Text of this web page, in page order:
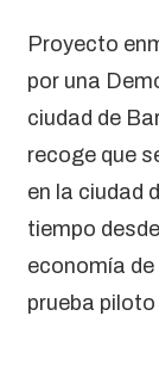
Proyecto
por una
ciudad de
recoge que
en la ciudad
tiempo
economía
prueba